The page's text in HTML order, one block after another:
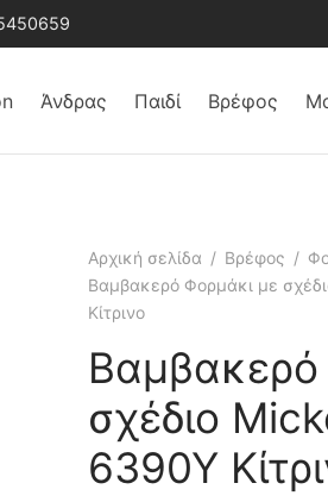
Άνδρας Παιδί Βρέφος
Αρχική σελίδα / Βρέφος /
Βαμβακερό Φορμάκι με
Κίτρινο
Βαμβακερό
σχέδιο
6390Y